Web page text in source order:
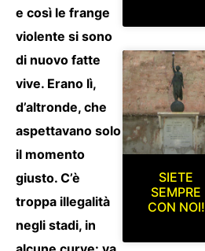
e così le frange
violente si sono
di nuovo fatte
vive. Erano lì,
d’altronde, che
aspettavano solo
il momento
giusto. C’è
troppa illegalità
negli stadi, in
SIETE
SEMPRE
CON NOI!